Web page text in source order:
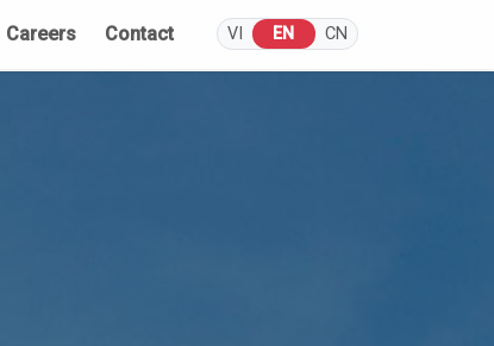
Careers Contact VI EN CN